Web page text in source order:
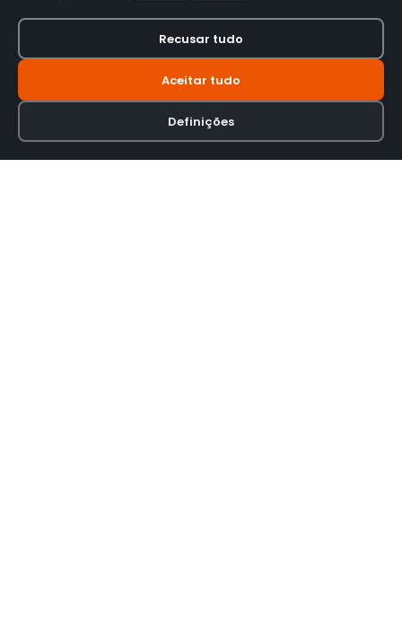
Recusar tudo
Aceitar tudo
Definições